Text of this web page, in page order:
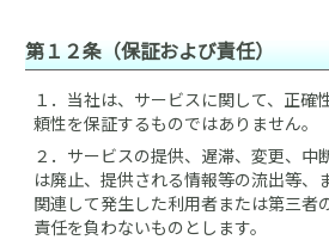
第１２条（保証および責任）
１． 当社は、サービスに関して、正確
頼性を保証するものではありません。
２． サービスの提供、遅滞、変更、中
は廃止、提供される情報等の流出等、
関連して発生した利用者または第三者
責任を負わないものとします。